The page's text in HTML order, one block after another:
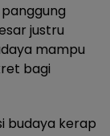
justru
mampu
bagi
budaya kerap